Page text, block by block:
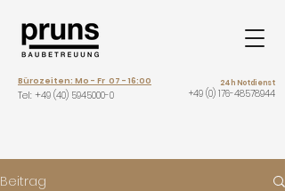
Bürozeiten: Mo - Fr 07 - 16:00
Tel: +49 (40) 5945000-0
24h Notdienst
+49 (0) 176-48578944
Beitrag